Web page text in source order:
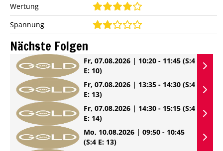
Wertung
Spannung
Nächste Folgen
Fr, 07.08.2026 | 10:20 - 11:45 (S:4
E: 10)
Fr, 07.08.2026 | 13:35 - 14:30 (S:4
E: 13)
Fr, 07.08.2026 | 14:30 - 15:15 (S:4
E: 14)
Mo, 10.08.2026 | 09:50 - 10:45
(S:4 E: 13)